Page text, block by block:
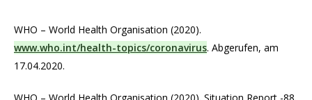
WHO – World Health Organisation (2020).
www.who.int/health-topics/coronavirus. Abgerufen, am
17.04.2020.